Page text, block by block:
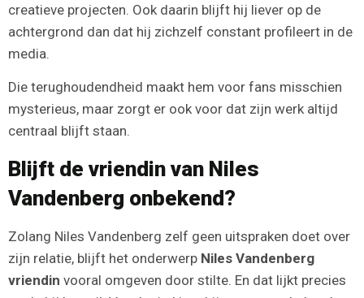
creatieve projecten. Ook daarin blijft hij liever op de
achtergrond dan dat hij zichzelf constant profileert in de
media.
Die terughoudendheid maakt hem voor fans misschien
mysterieus, maar zorgt er ook voor dat zijn werk altijd
centraal blijft staan.
Blijft de vriendin van Niles
Vandenberg onbekend?
Zolang Niles Vandenberg zelf geen uitspraken doet over
zijn relatie, blijft het onderwerp Niles Vandenberg
vriendin vooral omgeven door stilte. En dat lijkt precies